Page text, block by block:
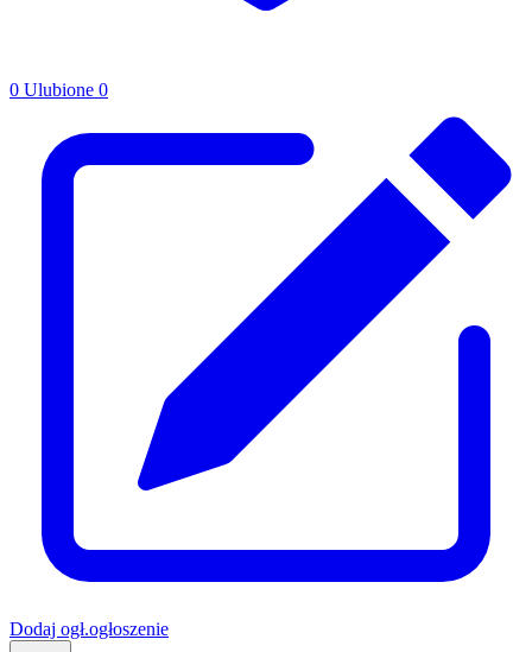
0 Ulubione 0
Dodaj ogł.ogłoszenie